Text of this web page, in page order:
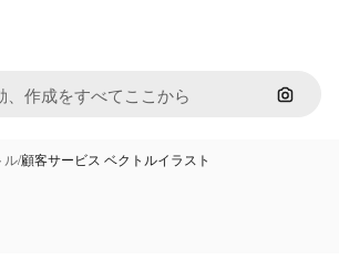
画像で
ル/顧客サービス ベクトルイラスト